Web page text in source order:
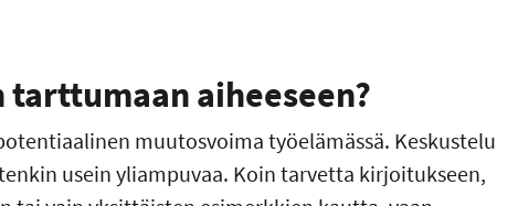
aiheeseen?
muutosvoima työelämässä. Keskustelu
usein yliampuvaa. Koin tarvetta kirjoitukseen,